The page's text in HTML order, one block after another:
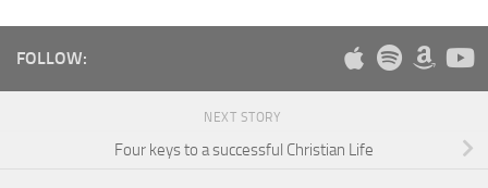
FOLLOW:
NEXT STORY
Four keys to a successful Christian Life